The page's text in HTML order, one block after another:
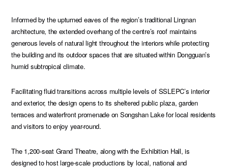
Informed by the upturned eaves of the region’s traditional Lingnan
architecture, the extended overhang of the centre’s roof maintains
generous levels of natural light throughout the interiors while protecting
the building and its outdoor spaces that are situated within Dongguan’s
humid subtropical climate.
Facilitating fluid transitions across multiple levels of SSLEPC’s interior
and exterior, the design opens to its sheltered public plaza, garden
terraces and waterfront promenade on Songshan Lake for local residents
and visitors to enjoy year-round.
The 1,200-seat Grand Theatre, along with the Exhibition Hall, is
designed to host large-scale productions by local, national and